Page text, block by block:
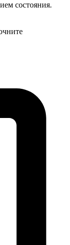
состояния.